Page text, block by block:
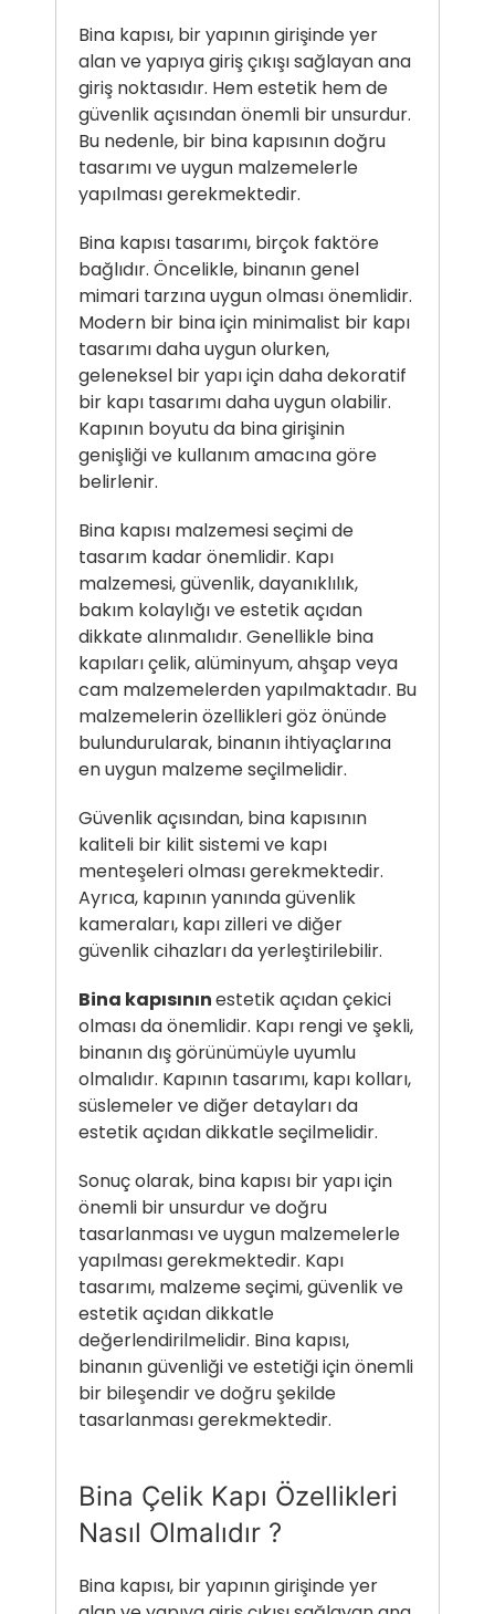
Bina kapısı, bir yapının girişinde yer
alan ve yapıya giriş çıkışı sağlayan ana
giriş noktasıdır. Hem estetik hem de
güvenlik açısından önemli bir unsurdur.
Bu nedenle, bir bina kapısının doğru
tasarımı ve uygun malzemelerle
yapılması gerekmektedir.
Bina kapısı tasarımı, birçok faktöre
bağlıdır. Öncelikle, binanın genel
mimari tarzına uygun olması önemlidir.
Modern bir bina için minimalist bir kapı
tasarımı daha uygun olurken,
geleneksel bir yapı için daha dekoratif
bir kapı tasarımı daha uygun olabilir.
Kapının boyutu da bina girişinin
genişliği ve kullanım amacına göre
belirlenir.
Bina kapısı malzemesi seçimi de
tasarım kadar önemlidir. Kapı
malzemesi, güvenlik, dayanıklılık,
bakım kolaylığı ve estetik açıdan
dikkate alınmalıdır. Genellikle bina
kapıları çelik, alüminyum, ahşap veya
cam malzemelerden yapılmaktadır. Bu
malzemelerin özellikleri göz önünde
bulundurularak, binanın ihtiyaçlarına
en uygun malzeme seçilmelidir.
Güvenlik açısından, bina kapısının
kaliteli bir kilit sistemi ve kapı
menteşeleri olması gerekmektedir.
Ayrıca, kapının yanında güvenlik
kameraları, kapı zilleri ve diğer
güvenlik cihazları da yerleştirilebilir.
Bina kapısınınestetik açıdan çekici
olması da önemlidir. Kapı rengi ve şekli,
binanın dış görünümüyle uyumlu
olmalıdır. Kapının tasarımı, kapı kolları,
süslemeler ve diğer detayları da
estetik açıdan dikkatle seçilmelidir.
Sonuç olarak, bina kapısı bir yapı için
önemli bir unsurdur ve doğru
tasarlanması ve uygun malzemelerle
yapılması gerekmektedir. Kapı
tasarımı, malzeme seçimi, güvenlik ve
estetik açıdan dikkatle
değerlendirilmelidir. Bina kapısı,
binanın güvenliği ve estetiği için önemli
bir bileşendir ve doğru şekilde
tasarlanması gerekmektedir.
Bina Çelik Kapı Özellikleri
Nasıl Olmalıdır ?
Bina kapısı, bir yapının girişinde yer